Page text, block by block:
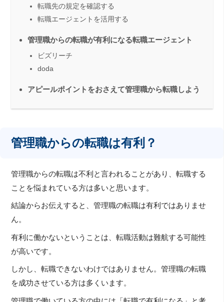
転職先の規定を確認する
転職エージェントを活用する
管理職からの転職が有利になる転職エージェント
ビズリーチ
doda
アピールポイントをおさえて管理職から転職しよう
管理職からの転職は有利？
管理職からの転職は不利と言われることがあり、転職する
ことを悩まれている方は多いと思います。
結論からお伝えすると、管理職の転職は有利ではありませ
ん。
有利に働かないということは、転職活動は難航する可能性
が高いです。
しかし、転職できないわけではありません。管理職の転職
を成功させている方は多くいます。